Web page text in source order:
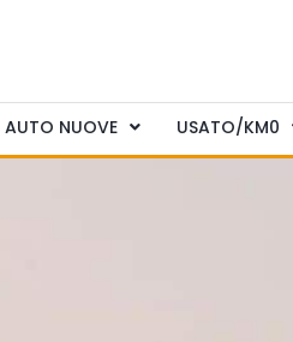
AUTO NUOVE USATO/KM0